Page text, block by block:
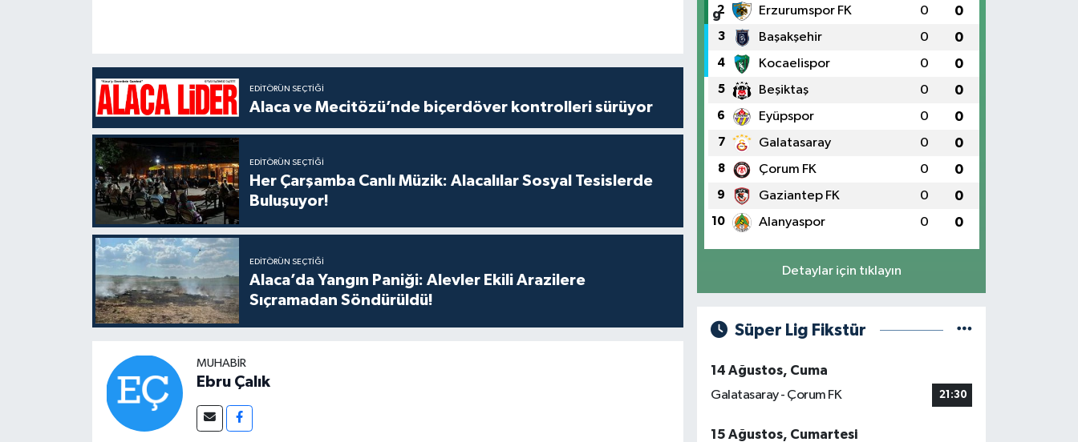
EDITÖRÜN SEÇTIĞI
Alaca ve Mecitözü’nde biçerdöver kontrolleri sürüyor
EDITÖRÜN SEÇTIĞI
Her Çarşamba Canlı Müzik: Alacalılar Sosyal Tesislerde
Buluşuyor!
EDITÖRÜN SEÇTIĞI
Alaca’da Yangın Paniği: Alevler Ekili Arazilere
Sıçramadan Söndürüldü!
MUHABIR
Ebru Çalık
2 Erzurumspor FK 0 0
3 Başakşehir 0 0
4 Kocaelispor 0 0
5 Beşiktaş 0 0
6 Eyüpspor 0 0
7 Galatasaray 0 0
8 Çorum FK 0 0
9 Gaziantep FK 0 0
10 Alanyaspor 0 0
Detaylar için tıklayın
Süper Lig Fikstür
14 Ağustos, Cuma
Galatasaray - Çorum FK
21:30
15 Ağustos, Cumartesi